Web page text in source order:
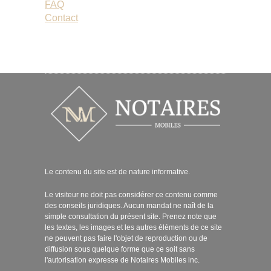
FAQ
Contact
Le contenu du site est de nature informative.
Le visiteur ne doit pas considérer ce contenu comme
des conseils juridiques. Aucun mandat ne naît de la
simple consultation du présent site. Prenez note que
les textes, les images et les autres éléments de ce site
ne peuvent pas faire l'objet de reproduction ou de
diffusion sous quelque forme que ce soit sans
l'autorisation expresse de Notaires Mobiles inc.